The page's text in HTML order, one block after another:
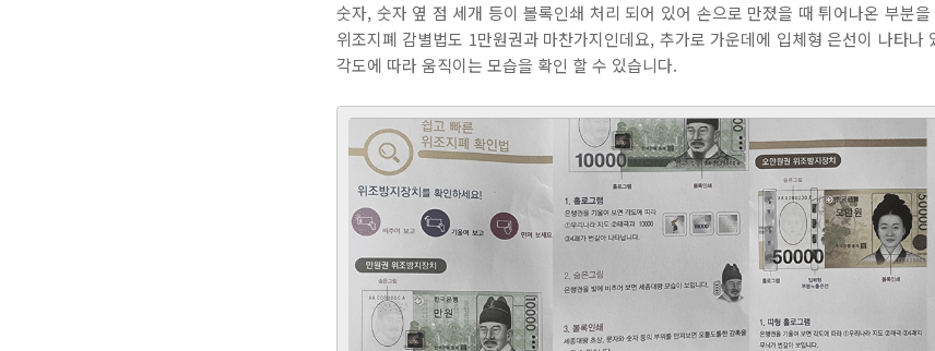
숫자, 숫자 옆 점 세개 등이 볼록인쇄 처리 되어 있어 손으로 만졌을 때 튀어나온 부분
위조지폐 감별법도 1만원권과 마찬가지인데요, 추가로 가운데에 입체형 은선이 나타나
각도에 따라 움직이는 모습을 확인 할 수 있습니다.